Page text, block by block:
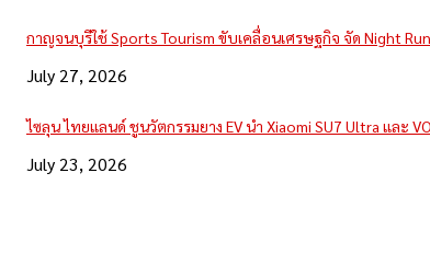
กาญจนบุรีใช้ Sports Tourism ขับเคลื่อนเศรษฐกิจ จัด Night
July 27, 2026
ไซลุน ไทยแลนด์ ชูนวัตกรรมยาง EV นำ Xiaomi SU7 Ultra และ
July 23, 2026